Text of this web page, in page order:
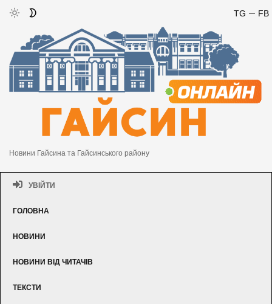
FB
TG
Новини Гайсина та Гайсинського району
УВІЙТИ
ГОЛОВНА
НОВИНИ
НОВИНИ ВІД ЧИТАЧІВ
ТЕКСТИ